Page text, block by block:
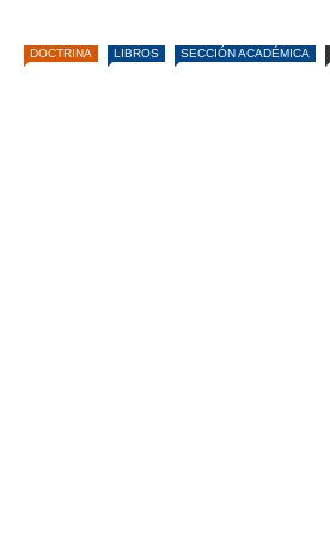
DOCTRINA LIBROS SECCIÓN ACADÉMICA